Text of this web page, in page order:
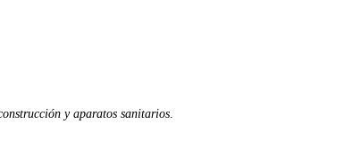
y aparatos sanitarios.